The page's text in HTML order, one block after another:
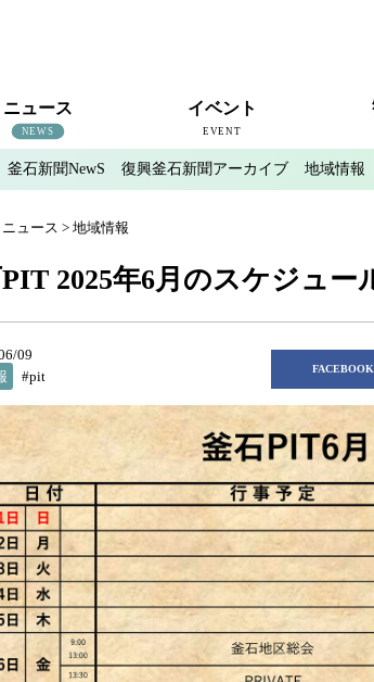
ニュース
NEWS
聞アーカイブ
ー
イベント
EVENT
釜石のイベント情報 近代製鉄
観光スポ
宿泊情報
釜石情報
魚河岸テ
うのすま
根浜シー
SL銀河
三陸鉄道
釜石新聞NewS 復興釜石新聞アーカイブ 地域情報
ニュース > 地域情報
2025年6月のスケジュー
09
#pit FACEBOOK